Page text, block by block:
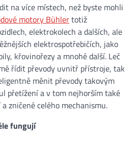
na více místech, než byste mohli
motory Bühlertotiž
elektrokolech a dalších, ale
elektrospotřebičích, jako
křovinořezy a mnohé další. Leč
řídit převody uvnitř přístroje, tak
měnit převody takovým
přetížení a v tom nejhorším také
zničené celého mechanismu.
fungují